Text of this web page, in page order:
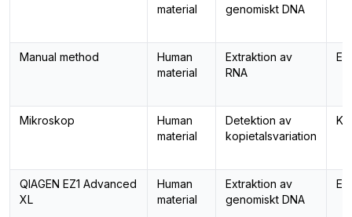
material genomiskt DNA
Manual method
Human
material
Extraktion av
RNA
Mikroskop
Human
material
Detektion av
kopietalsvariation
QIAGEN EZ1 Advanced
XL
Human
material
Extraktion av
genomiskt DNA